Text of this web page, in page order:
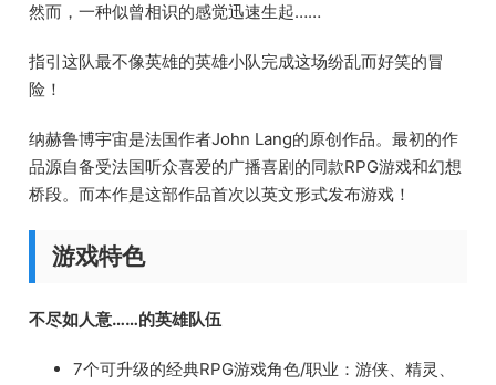
然而，一种似曾相识的感觉迅速生起……
指引这队最不像英雄的英雄小队完成这场纷乱而好笑的冒
险！
纳赫鲁博宇宙是法国作者John Lang的原创作品。最初的作
品源自备受法国听众喜爱的广播喜剧的同款RPG游戏和幻想
桥段。而本作是这部作品首次以英文形式发布游戏！
游戏特色
不尽如人意……的英雄队伍
7个可升级的经典RPG游戏角色/职业：游侠、精灵、